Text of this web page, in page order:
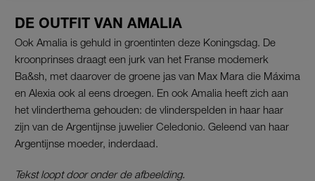
DE OUTFIT VAN AMALIA
Ook Amalia is gehuld in groentinten deze Koningsdag. De
kroonprinses draagt een jurk van het Franse modemerk
Ba&sh, met daarover de groene jas van Max Mara die Máxima
en Alexia ook al eens droegen. En ook Amalia heeft zich aan
het vlinderthema gehouden: de vlinderspelden in haar haar
zijn van de Argentijnse juwelier Celedonio. Geleend van haar
Argentijnse moeder, inderdaad.
Tekst loopt door onder de afbeelding.